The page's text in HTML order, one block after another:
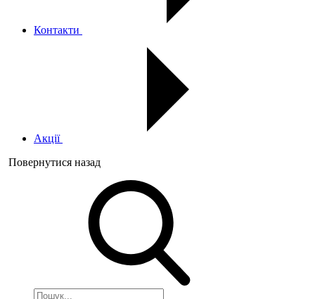
Контакти
Акції
Повернутися назад